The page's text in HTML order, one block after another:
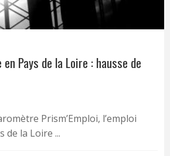
Pays de la Loire : hausse de
Prism’Emploi, l’emploi
de la Loire ...